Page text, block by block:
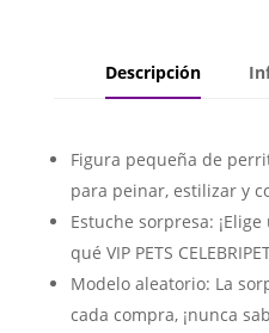
Descripción
Figura pequeña de
para peinar, estilizar y
Estuche sorpresa:
qué VIP PETS
Modelo aleatorio: La
cada compra, ¡nunca